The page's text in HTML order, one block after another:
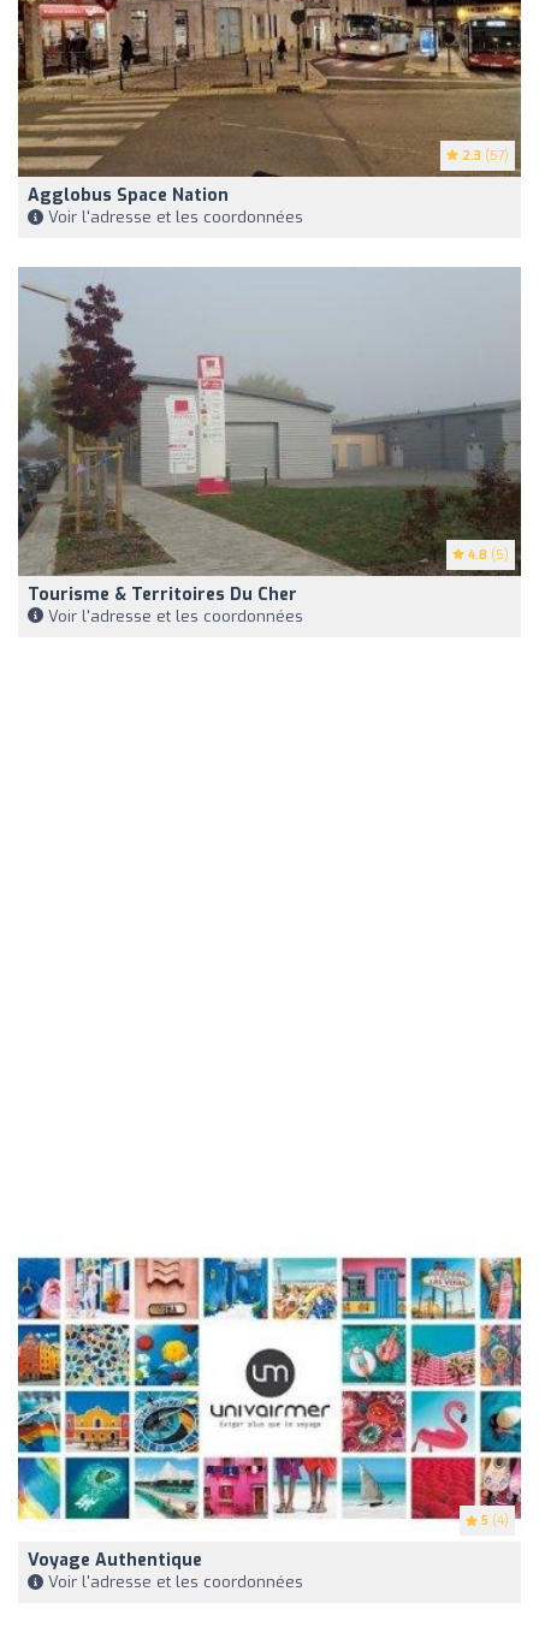
2.3 (57)
Agglobus Space Nation
Voir l'adresse et les coordonnées
4.8 (5)
Tourisme & Territoires Du Cher
Voir l'adresse et les coordonnées
5 (4)
Voyage Authentique
Voir l'adresse et les coordonnées